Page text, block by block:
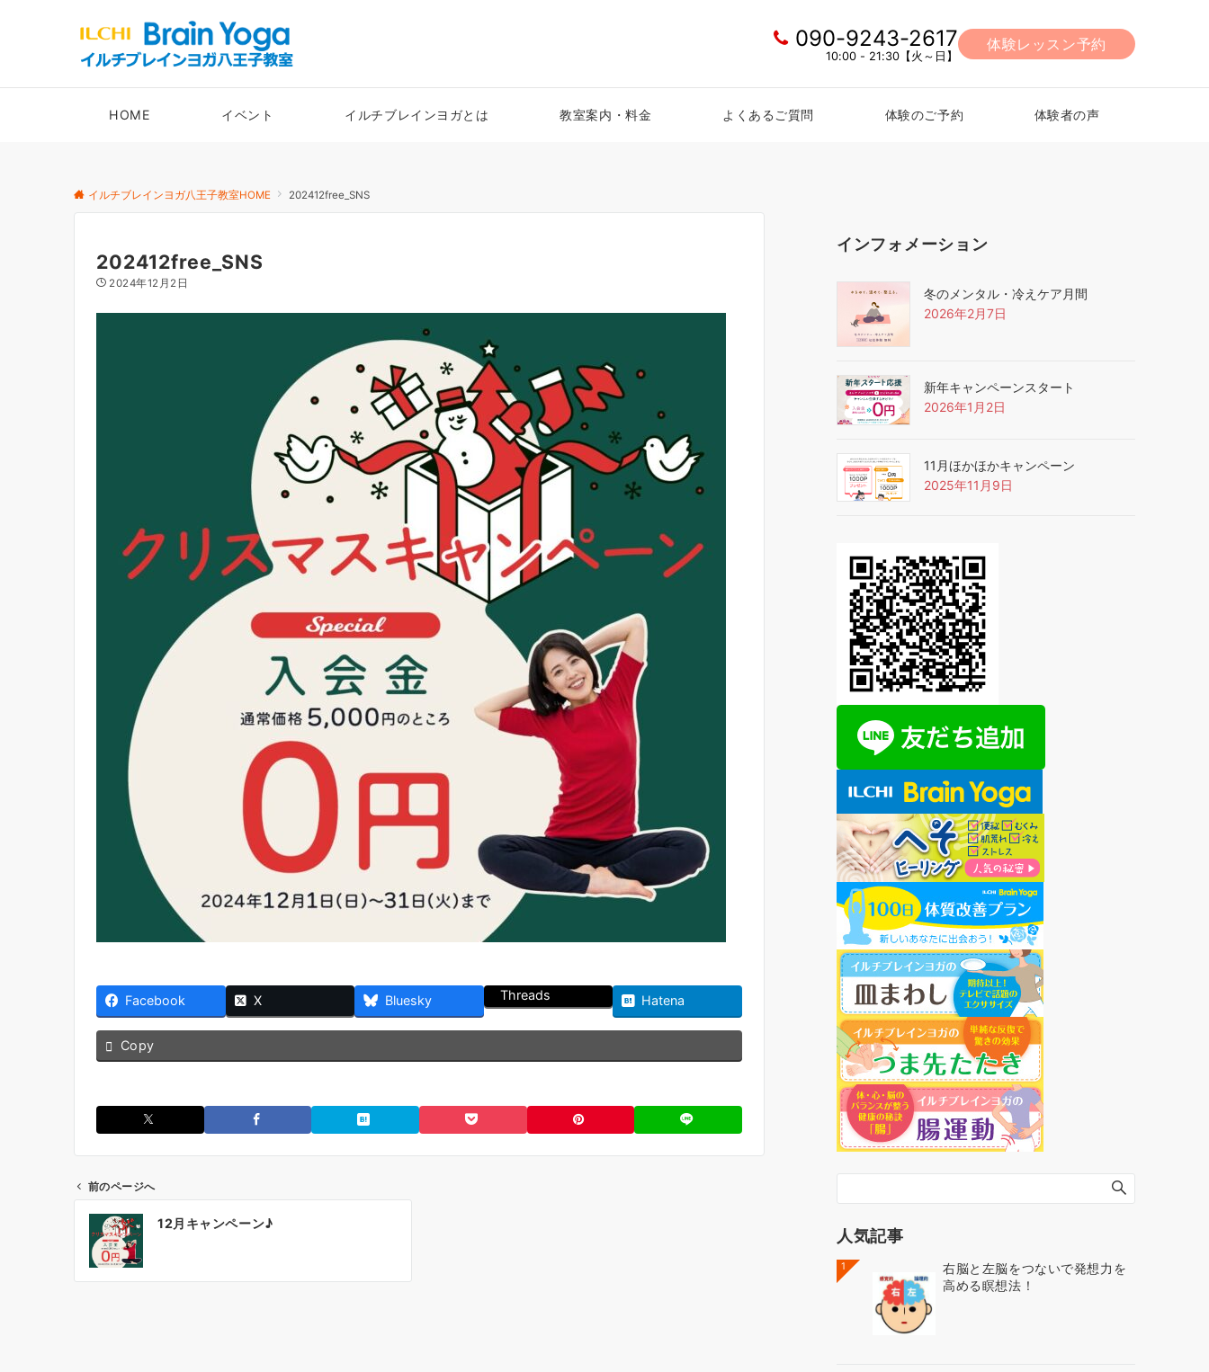
090-9243-2617
10:00 - 21:30【火～日】
体験レッスン予約
HOME イベント イルチブレインヨガとは 教室案内・料金 よくあるご質問 体験のご予約 体験者の声
イルチブレインヨガ八王子教室HOME 202412free_SNS
202412free_SNS
2024年12月2日
Facebook X Bluesky Threads Hatena
Copy
ビ
前のページへ
12月キャンペーン♪
インフォメーション
冬のメンタル・冷えケア月間
2026年2月7日
新年キャンペーンスタート
2026年1月2日
11月ほかほかキャンペーン
2025年11月9日
人気記事
1
右脳と左脳をつないで発想力を
高める瞑想法！